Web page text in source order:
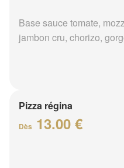
Base sauce tomate,
jambon cru, chorizo,
Pizza régina
Dès 13.00 €